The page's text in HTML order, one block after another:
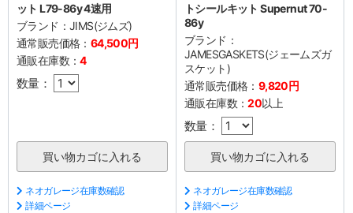
ット L79-86y 4速用
ブランド： JIMS(ジムズ)
通常販売価格： 64,500円
通販在庫数：4
数量：
ネオガレージ在庫数確認
詳細ページ
トシールキット Supernut 70-
86y
ブランド：
JAMESGASKETS(ジェームズガ
スケット)
通常販売価格： 9,820円
通販在庫数：20以上
数量：
ネオガレージ在庫数確認
詳細ページ